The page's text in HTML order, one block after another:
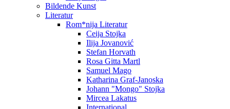
Bildende Kunst
Literatur
Rom*nija Literatur
Ceija Stojka
Ilija Jovanović
Stefan Horvath
Rosa Gitta Martl
Samuel Mago
Katharina Graf-Janoska
Johann "Mongo" Stojka
Mircea Lakatus
International